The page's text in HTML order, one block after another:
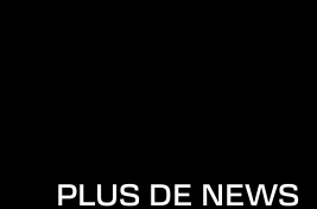
PLUS DE NEWS